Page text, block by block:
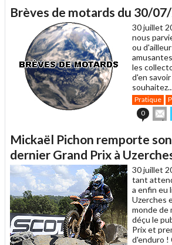
à
Brèves de motards du 30/
30 juillet
nous
ou
les
d'en
Pratique
0
cet
à
un
ami
Mickaël Pichon remporte
dernier Grand Prix à
30 juillet
tant
a enfin eu
Uzerches
monde de
déçu le
Prix et
d'enduro !